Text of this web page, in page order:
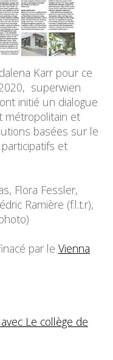
Karr pour ce
superwien
initié un dialogue
métropolitain et
basées sur le
et
Flora Fessler,
Ramière (f.l.t.r),
par le Vienna
Le collège de